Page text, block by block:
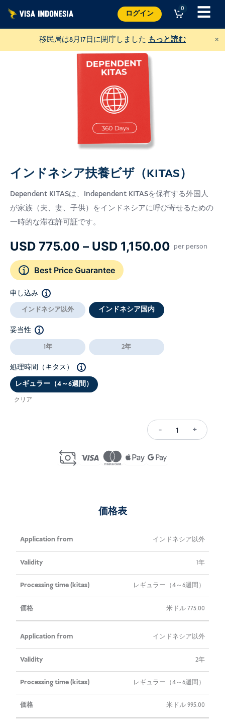
ン
ログイン
0 ☰
移民局は8月17日に閉庁しました もっと読む ×
インドネシア扶養ビザ（KITAS）
Dependent KITASは、Independent KITASを保有する外国人
が家族（夫、妻、子供）をインドネシアに呼び寄せるための
一時的な滞在許可証です。
USD 775.00 – USD 1,150.00 価
per person
Best Price Guarantee
申し込み
インドネシア以外 インドネシア国内
妥当性
1年 2年
処理時間（キタス）
レギュラー（4～6週間）
クリア
-
Dependent
Indonesia
+
価格表
申
し
込
み
妥
当
性
処理時間
（kitas）
格
インドネシア以外
1年
レギュラー（4～6週間）
米ドル775.00
インドネシア以外
2年
レギュラー（4～6週間）
米ドル995.00
ヴィラ・キティに寄付を
そしてバリの猫を助ける
米ドル